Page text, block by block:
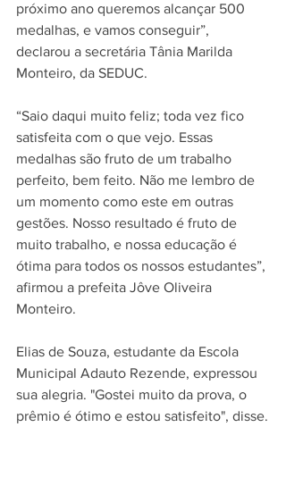
próximo ano queremos alcançar 500
medalhas, e vamos conseguir”,
declarou a secretária Tânia Marilda
Monteiro, da SEDUC.
“Saio daqui muito feliz; toda vez fico
satisfeita com o que vejo. Essas
medalhas são fruto de um trabalho
perfeito, bem feito. Não me lembro de
um momento como este em outras
gestões. Nosso resultado é fruto de
muito trabalho, e nossa educação é
ótima para todos os nossos estudantes”,
afirmou a prefeita Jôve Oliveira
Monteiro.
Elias de Souza, estudante da Escola
Municipal Adauto Rezende, expressou
sua alegria. "Gostei muito da prova, o
prêmio é ótimo e estou satisfeito", disse.